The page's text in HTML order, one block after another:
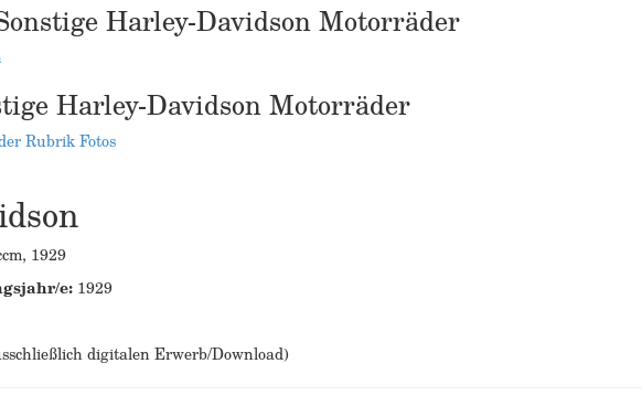
Harley-Davidson Motorräder
Harley-Davidson Motorräder
Rubrik Fotos
1929
e: 1929
digitalen Erwerb/Download)